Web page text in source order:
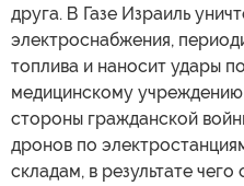
друга. В Газе Израиль
электроснабжения,
топлива и наносит удары
медицинскому
стороны гражданской
дронов по
складам, в результате